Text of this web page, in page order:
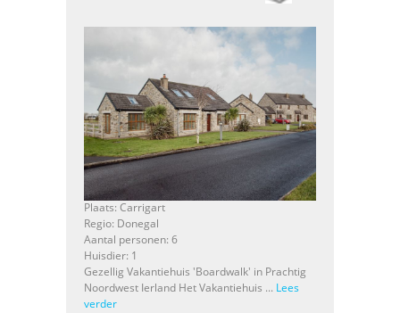
Plaats: Carrigart
Regio: Donegal
Aantal personen: 6
Huisdier: 1
Gezellig Vakantiehuis 'Boardwalk' in Prachtig
Noordwest Ierland Het Vakantiehuis ... Lees
verder